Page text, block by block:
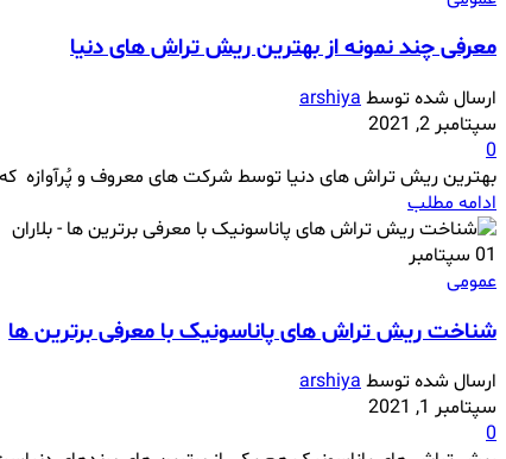
معرفی چند نمونه از بهترین ریش تراش های دنیا
ارسال شده توسطarshiya
سپتامبر 2, 2021
0
بهترین ریش تراش های دنیا توسط شرکت های معروف و پُرآوازه
ادامه مطلب
01 سپتامبر
عمومی
شناخت ریش تراش های پاناسونیک با معرفی برترین ها
ارسال شده توسطarshiya
سپتامبر 1, 2021
0